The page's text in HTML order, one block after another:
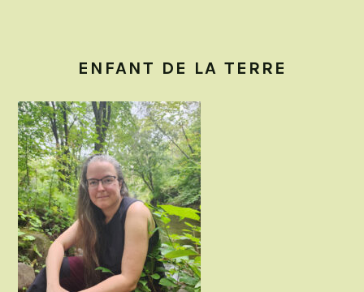
ENFANT DE LA TERRE